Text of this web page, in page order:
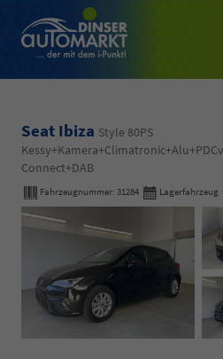
Seat Ibiza Style 80PS
Connect+DAB
Fahrzeugnummer: 31284 Lagerfahrzeug